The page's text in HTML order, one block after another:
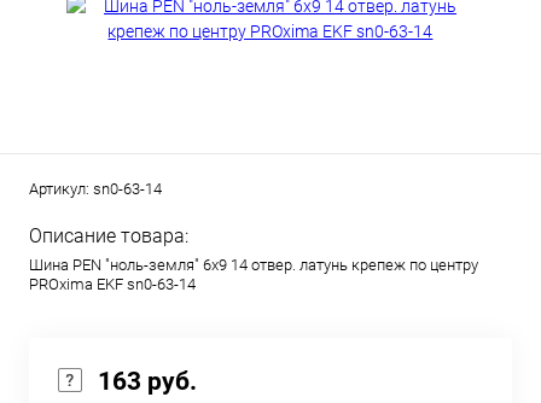
Артикул: sn0-63-14
Описание товара:
Шина PEN "ноль-земля" 6х9 14 отвер. латунь крепеж по центру
PROxima EKF sn0-63-14
163 руб.